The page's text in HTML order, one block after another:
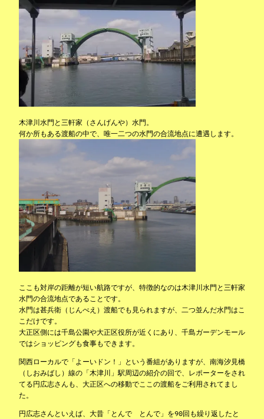
木津川水門と三軒家（さんげんや）水門。
何か所もある渡船の中で、唯一二つの水門の合流地点に遭遇します。
ここも対岸の距離が短い航路ですが、特徴的なのは木津川水門と三軒家
水門の合流地点であることです。
水門は甚兵衛（じんべえ）渡船でも見られますが、二つ並んだ水門はこ
こだけです。
大正区側には千島公園や大正区役所が近くにあり、千島ガーデンモール
ではショッピングも食事もできます。
関西ローカルで「よーいドン！」という番組がありますが、南海汐見橋
（しおみばし）線の「木津川」駅周辺の紹介の回で、レポーターをされ
てる円広志さんも、大正区への移動でここの渡船をご利用されてまし
た。
円広志さんといえば、大昔「とんで とんで」を90回も繰り返したと